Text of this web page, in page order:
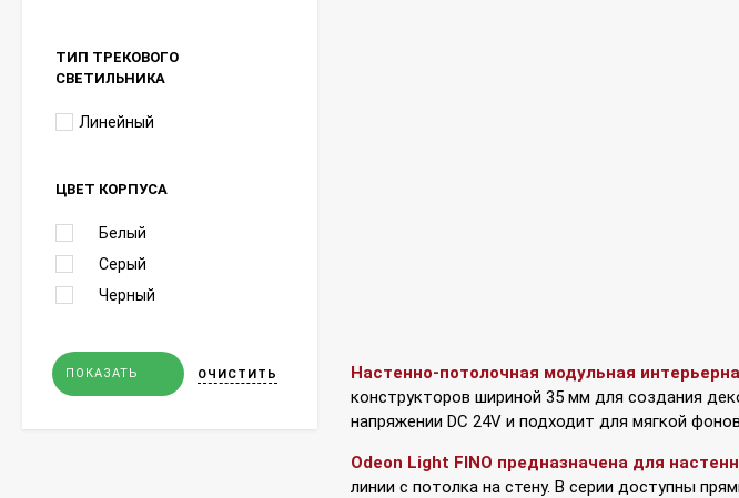
Настенно-потолочная модульная
конструкторов шириной 35 мм для создания
напряжении DC 24V и подходит для мягкой
Odeon Light FINO предназначена для
линии с потолка на стену. В серии доступны
ТИП ТРЕКОВОГО
СВЕТИЛЬНИКА
Линейный
ЦВЕТ КОРПУСА
Белый
Серый
Черный
ПОКАЗАТЬ ОЧИСТИТЬ